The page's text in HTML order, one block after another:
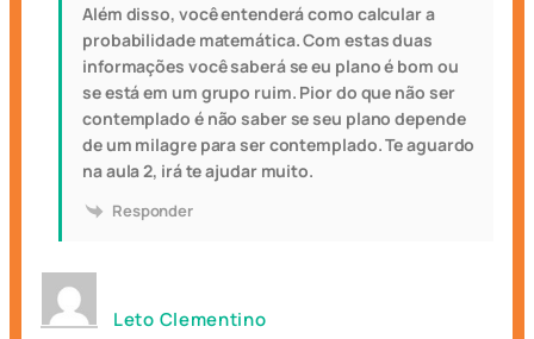
Além disso, você entenderá como calcular a
probabilidade matemática. Com estas duas
informações você saberá se eu plano é bom ou
se está em um grupo ruim. Pior do que não ser
contemplado é não saber se seu plano depende
de um milagre para ser contemplado. Te aguardo
na aula 2, irá te ajudar muito.
Responder
Leto Clementino